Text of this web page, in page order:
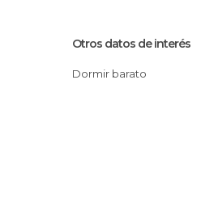
Otros datos de interés
Dormir barato